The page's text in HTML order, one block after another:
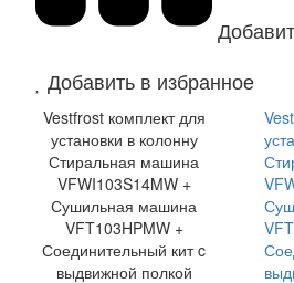
Добавить в избранное
Vestfrost комплект для
установки в колонну
Стиральная машина
VFWI103S14MW +
Сушильная машина
VFT103HPMW +
Соединительный кит c
выдвижной полкой